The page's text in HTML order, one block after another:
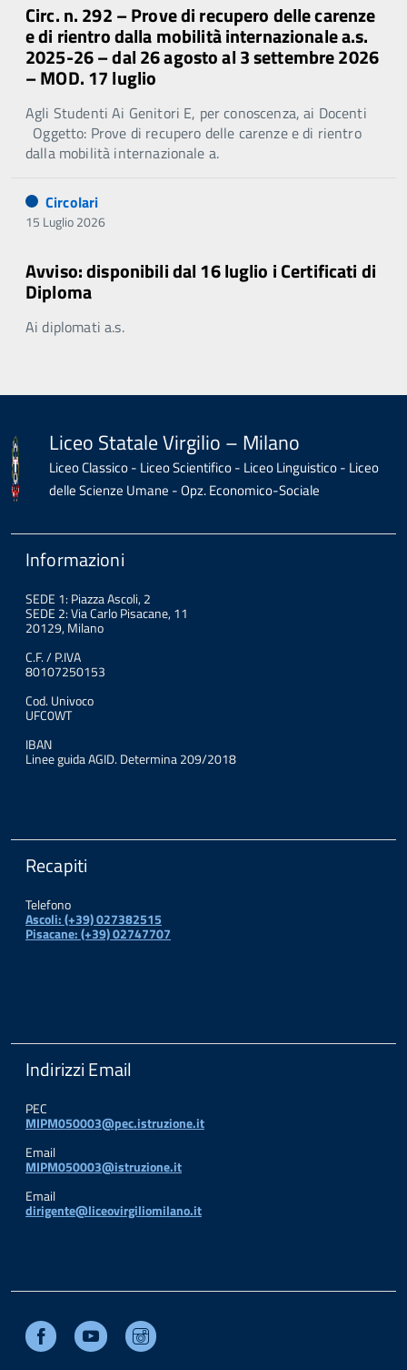
Circ. n. 292 – Prove di recupero delle carenze
e di rientro dalla mobilità internazionale a.s.
2025-26 – dal 26 agosto al 3 settembre 2026
– MOD. 17 luglio
Agli Studenti Ai Genitori E, per conoscenza, ai Docenti
Oggetto: Prove di recupero delle carenze e di rientro
dalla mobilità internazionale a.
Circolari
15 Luglio 2026
Avviso: disponibili dal 16 luglio i Certificati di
Diploma
Ai diplomati a.s.
Liceo Statale Virgilio – Milano
Liceo Classico - Liceo Scientifico - Liceo Linguistico - Liceo
delle Scienze Umane - Opz. Economico-Sociale
Informazioni
SEDE 1: Piazza Ascoli, 2
SEDE 2: Via Carlo Pisacane, 11
20129, Milano
C.F. / P.IVA
80107250153
Cod. Univoco
UFC0WT
IBAN
Linee guida AGID. Determina 209/2018
Recapiti
Telefono
Ascoli: (+39) 027382515
Pisacane: (+39) 02747707
Indirizzi Email
PEC
MIPM050003@pec.istruzione.it
Email
MIPM050003@istruzione.it
Email
dirigente@liceovirgiliomilano.it
Facebook Youtube